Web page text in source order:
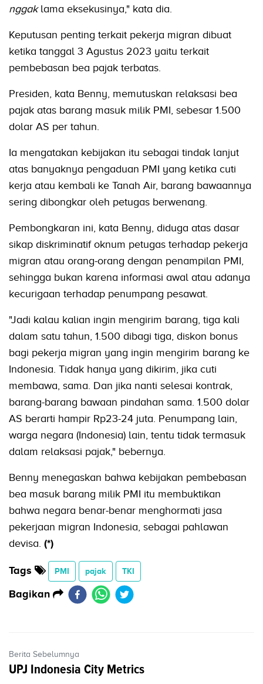
nggaklama eksekusinya," kata dia.
Keputusan penting terkait pekerja migran dibuat
ketika tanggal 3 Agustus 2023 yaitu terkait
pembebasan bea pajak terbatas.
Presiden, kata Benny, memutuskan relaksasi bea
pajak atas barang masuk milik PMI, sebesar 1.500
dolar AS per tahun.
Ia mengatakan kebijakan itu sebagai tindak lanjut
atas banyaknya pengaduan PMI yang ketika cuti
kerja atau kembali ke Tanah Air, barang bawaannya
sering dibongkar oleh petugas berwenang.
Pembongkaran ini, kata Benny, diduga atas dasar
sikap diskriminatif oknum petugas terhadap pekerja
migran atau orang-orang dengan penampilan PMI,
sehingga bukan karena informasi awal atau adanya
kecurigaan terhadap penumpang pesawat.
"Jadi kalau kalian ingin mengirim barang, tiga kali
dalam satu tahun, 1.500 dibagi tiga, diskon bonus
bagi pekerja migran yang ingin mengirim barang ke
Indonesia. Tidak hanya yang dikirim, jika cuti
membawa, sama. Dan jika nanti selesai kontrak,
barang-barang bawaan pindahan sama. 1.500 dolar
AS berarti hampir Rp23-24 juta. Penumpang lain,
warga negara (Indonesia) lain, tentu tidak termasuk
dalam relaksasi pajak," bebernya.
Benny menegaskan bahwa kebijakan pembebasan
bea masuk barang milik PMI itu membuktikan
bahwa negara benar-benar menghormati jasa
pekerjaan migran Indonesia, sebagai pahlawan
devisa. (*)
Tags PMI pajak TKI
Bagikan
Berita Sebelumnya
UPJ Indonesia City Metrics